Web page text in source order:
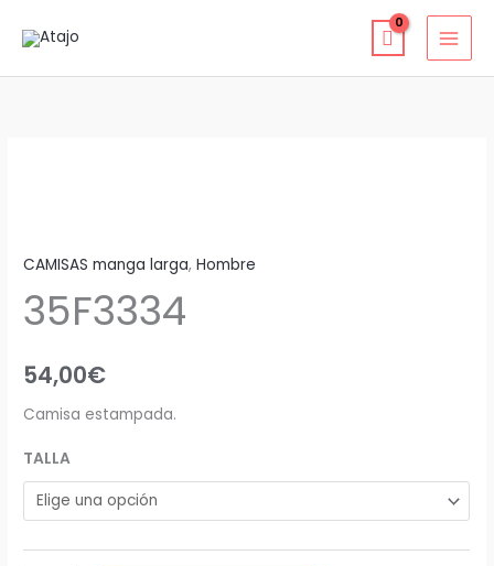
CAMISAS manga larga,Hombre
35F3334
54,00€
Camisa estampada.
TALLA